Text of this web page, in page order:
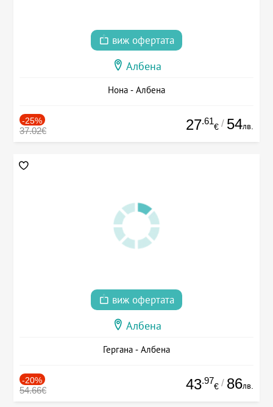
виж офертата
Албена
Нона - Албена
-25%
37.02€ 27.61
€ / 54лв.
виж офертата
Албена
Гергана - Албена
-20%
54.66€ 43.97
€ / 86лв.